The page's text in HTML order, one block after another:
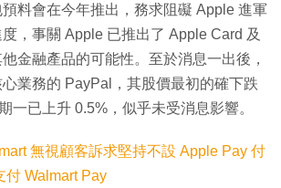
料會在今年推出，務求阻礙 Apple 進軍
，事關 Apple 已推出了 Apple Card 及
金融產品的可能性。至於消息一出後，
業務的 PayPal，其股價最初的確下跌
一已上升 0.5%，似乎未受消息影響。
無視顧客訴求堅持不設 Apple Pay 付
付 Walmart Pay